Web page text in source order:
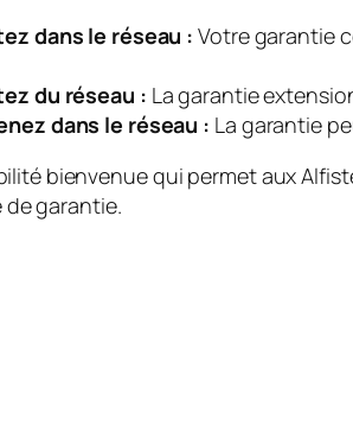
dans le réseau : Votre garantie
du réseau : La garantie
dans le réseau : La garantie
bienvenue qui permet aux
garantie.